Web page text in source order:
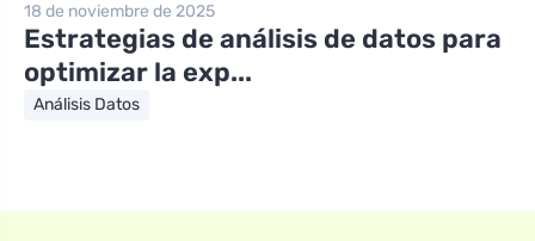
18 de noviembre de 2025
Estrategias de análisis de datos para
optimizar la exp...
Análisis Datos